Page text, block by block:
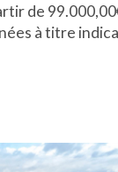
de
à titre